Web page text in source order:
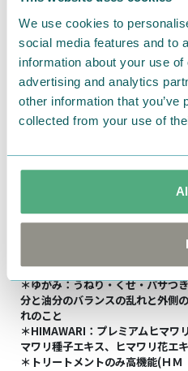
We use cookies to
social media features and to
information about your use
advertising and analytics
other information that you’ve
collected from your use of
↓詳細はこちら↓
https://
≪発売日≫
2026年5月18日(月)
≪販売場所≫
↓ディアボーテHIMAWARI
https://
＊ゆがみ：うねり・くせ・パサつ
分と油分のバランスの乱れと外側
れのこと
＊HIMAWARI：プレミアムヒマワ
マワリ種子エキス、ヒマワリ花エ
＊トリートメントのみ高機能(Ｈ